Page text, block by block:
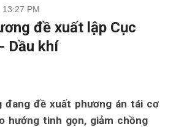
PM
đề xuất lập Cục
Dầu khí
đang đề xuất phương án tái cơ
hướng tinh gọn, giảm chồng